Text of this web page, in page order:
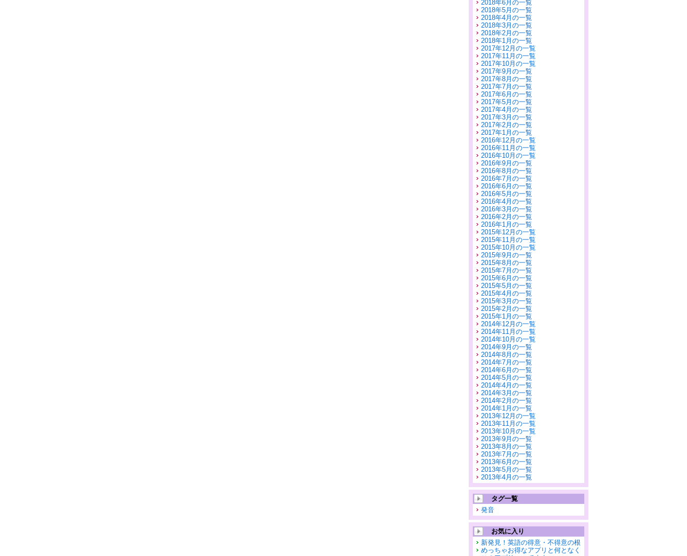
2018年6月の一覧
2018年5月の一覧
2018年4月の一覧
2018年3月の一覧
2018年2月の一覧
2018年1月の一覧
2017年12月の一覧
2017年11月の一覧
2017年10月の一覧
2017年9月の一覧
2017年8月の一覧
2017年7月の一覧
2017年6月の一覧
2017年5月の一覧
2017年4月の一覧
2017年3月の一覧
2017年2月の一覧
2017年1月の一覧
2016年12月の一覧
2016年11月の一覧
2016年10月の一覧
2016年9月の一覧
2016年8月の一覧
2016年7月の一覧
2016年6月の一覧
2016年5月の一覧
2016年4月の一覧
2016年3月の一覧
2016年2月の一覧
2016年1月の一覧
2015年12月の一覧
2015年11月の一覧
2015年10月の一覧
2015年9月の一覧
2015年8月の一覧
2015年7月の一覧
2015年6月の一覧
2015年5月の一覧
2015年4月の一覧
2015年3月の一覧
2015年2月の一覧
2015年1月の一覧
2014年12月の一覧
2014年11月の一覧
2014年10月の一覧
2014年9月の一覧
2014年8月の一覧
2014年7月の一覧
2014年6月の一覧
2014年5月の一覧
2014年4月の一覧
2014年3月の一覧
2014年2月の一覧
2014年1月の一覧
2013年12月の一覧
2013年11月の一覧
2013年10月の一覧
2013年9月の一覧
2013年8月の一覧
2013年7月の一覧
2013年6月の一覧
2013年5月の一覧
2013年4月の一覧
タグ一覧
発音
お気に入り
新発見！英語の得意・不得意の根
めっちゃお得なアプリと何となく